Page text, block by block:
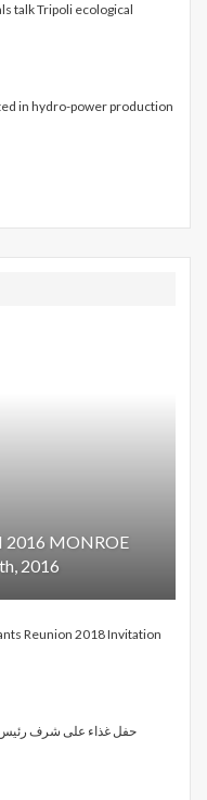
talk Tripoli ecological
in hydro-power production
2016 MONROE
2016
Reunion 2018 Invitation
حفل غذاء على شرف رئيس